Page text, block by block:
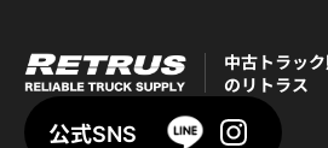
中古トラッ
のリトラス
公式SNS